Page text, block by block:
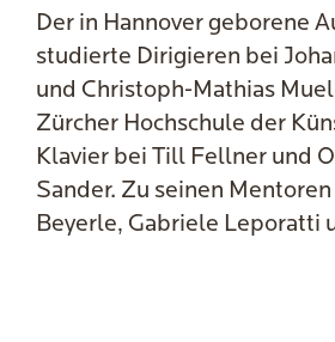
Der in Hannover geborene
studierte Dirigieren bei
und Christoph-Mathias
Zürcher Hochschule der
Klavier bei Till Fellner und
Sander. Zu seinen
Beyerle, Gabriele Leporatti